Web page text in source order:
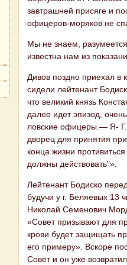
завтрашней прися​ге и
офицеров-моряков не
Мы не знаем,
известна нам из
Дивов поздно приехал в
сидели лей​тенант
что великий князь
далее идет эпизод,
ловские офицеры.— Я-
дворец для при​нятия
конца жизни
должны действовать"».
Лейтенант Бодиско
будучи у г. Бе​ляевых 13
Николай Семенович
«Совет призывают для
крови будет защищать
его примеру». Вскоре
Совет и он уже